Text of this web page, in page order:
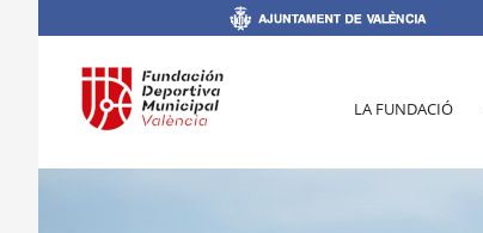
LA FUNDACIÓ